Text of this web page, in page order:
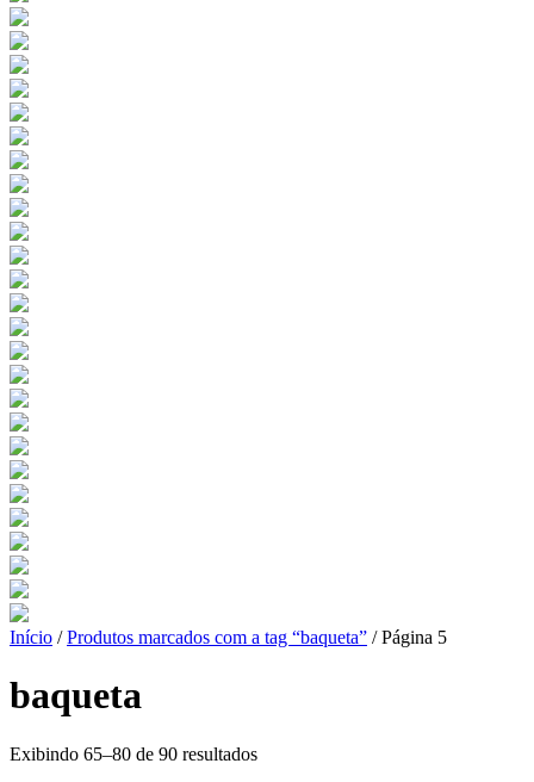
Início /Produtos marcados com a tag “baqueta” / Página 5
baqueta
Exibindo 65–80 de 90 resultados